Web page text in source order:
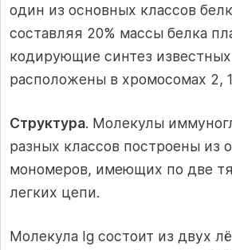
один из основных классов
составляя 20% массы белка
кодирующие синтез известных
расположены в хромосомах 2,
Структура. Молекулы
разных классов построены из
мономеров, имеющих по две
легких цепи.
Молекула Ig состоит из двух